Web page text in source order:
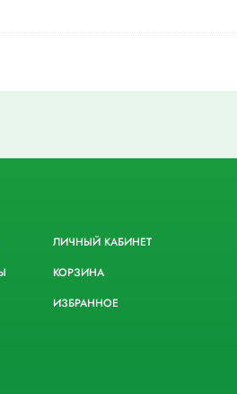
ЛИЧНЫЙ КАБИНЕТ
КОРЗИНА
ИЗБРАННОЕ